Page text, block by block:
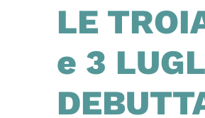
LE
e 3